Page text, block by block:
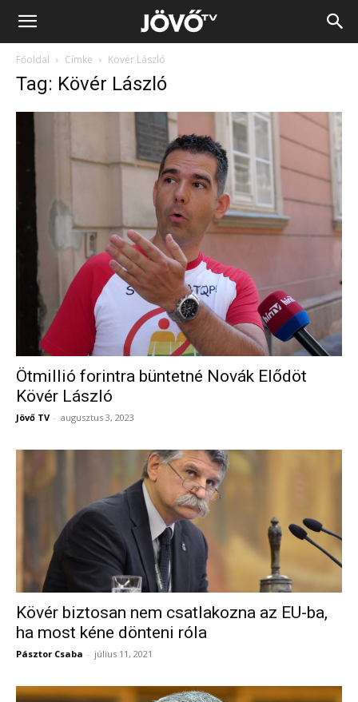
Jövő
Főoldal Címke Kövér László
Tag: Kövér László
Ötmillió forintra büntetné Novák Elődöt
Kövér László
Jövő TV - augusztus 3, 2023
Kövér biztosan nem csatlakozna az EU-ba,
ha most kéne dönteni róla
Pásztor Csaba - július 11, 2021